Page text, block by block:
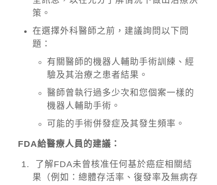
策。
在選擇外科醫師之前，建議詢問以下問
題：
有關醫師的機器人輔助手術訓練、經
驗及其治療之患者結果。
醫師曾執行過多少次和您個案一樣的
機器人輔助手術。
可能的手術併發症及其發生頻率。
FDA給醫療人員的建議：
了解FDA未曾核准任何基於癌症相關結
果（例如：總體存活率、復發率及無病存